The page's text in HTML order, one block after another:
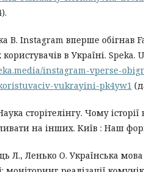
В. Instagram вперше обігнав
в Україні. Speka.
instagram-vperse-
vukrayini-pk4yw1
сторітелінгу. Чому
на інших. Київ : Наш
Л., Ленько О. Українська